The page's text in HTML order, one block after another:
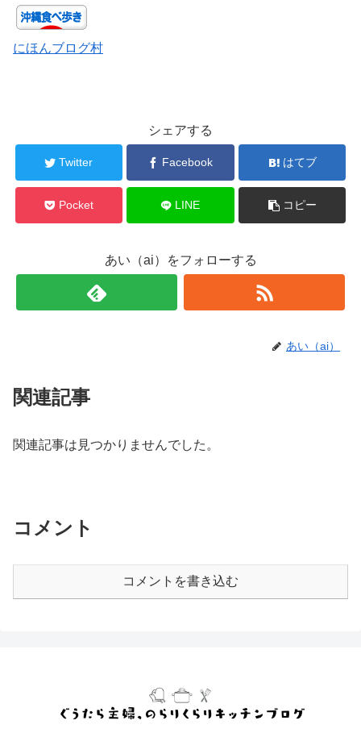
にほんブログ村
シェアする
Twitter Facebook はてブ
Pocket LINE コピー
あい（ai）をフォローする
あい（ai）
関連記事
関連記事は見つかりませんでした。
コメント
コメントを書き込む